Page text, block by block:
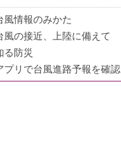
風情報のみかた
風の接近、上陸に備えて
る防災
プリで台風進路予報を確認